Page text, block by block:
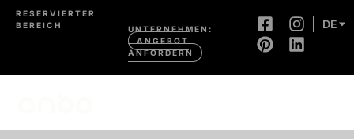
RESERVIERTER
BEREICH
UNTERNEHMEN:
ANGEBOT
ANFORDERN
DE